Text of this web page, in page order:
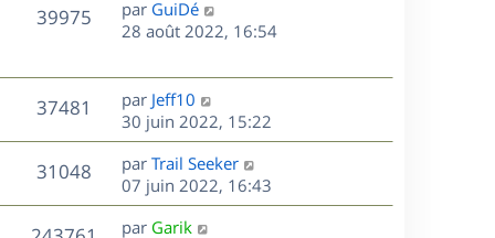
s
n
i
r
m
e
s
s
a
g
e
39975V
s
D
e
n
i
e
r
m
e
s
s
par GuiDé
28 août 2022, 16:54
37481
u
e
s
D
e
r
n
i
e
r
par Jeff10
30 juin 2022, 15:22
31048V
u
D
e
r
n
par Trail Seeker
07 juin 2022, 16:43
D
par Garik